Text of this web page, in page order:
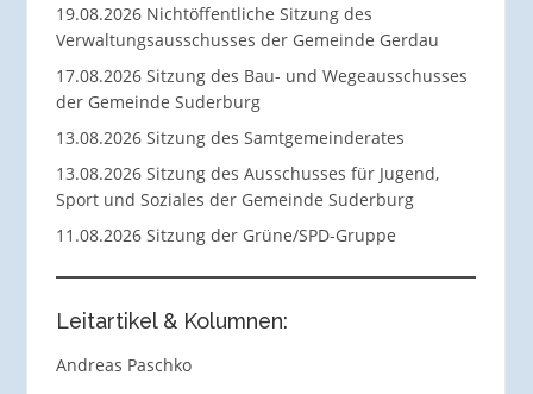
19.08.2026 Nichtöffentliche Sitzung des
Verwaltungsausschusses der Gemeinde Gerdau
17.08.2026 Sitzung des Bau- und Wegeausschusses
der Gemeinde Suderburg
13.08.2026 Sitzung des Samtgemeinderates
13.08.2026 Sitzung des Ausschusses für Jugend,
Sport und Soziales der Gemeinde Suderburg
11.08.2026 Sitzung der Grüne/SPD-Gruppe
Leitartikel & Kolumnen:
Andreas Paschko